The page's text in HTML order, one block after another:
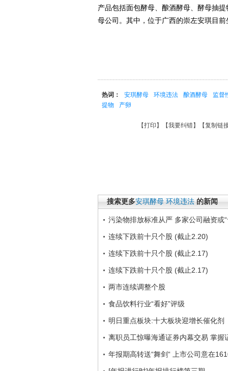
产品包括面包酵母、酿酒酵母、酵母抽
母公司。其中，位于广西的崇左安琪目
热词： 安琪酵母 环境违法 酿酒酵母 监督
提物
产卵
【打印 】【我要纠错】【复制链
搜索更多安琪酵母 环境违法 的新闻
污染物排放标准从严 多家公司融资或“
连续下跌前十只个股 (截止2.20)
连续下跌前十只个股 (截止2.17)
连续下跌前十只个股 (截止2.17)
两市连续调整个股
食品饮料行业“看好”评级
明日重点板块:十大板块迎增长催化剂
离职员工惊曝海通证券内幕交易 掌握
年报期高转送“舞剑“ 上市公司意在